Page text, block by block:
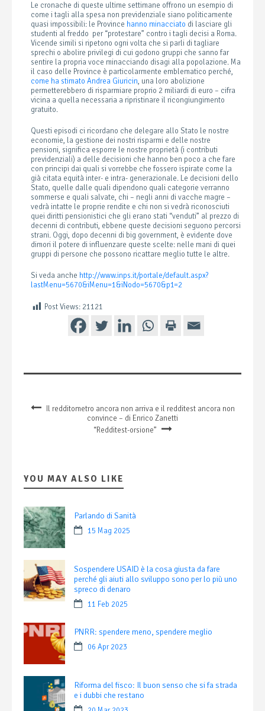
Le cronache di queste ultime settimane offrono un esempio di
come i tagli alla spesa non previdenziale siano politicamente
quasi impossibili: le Province hanno minacciato di lasciare gli
studenti al freddo per “protestare” contro i tagli decisi a Roma.
Vicende simili si ripetono ogni volta che si parli di tagliare
sprechi o abolire privilegi di cui godono gruppi che sanno far
sentire la propria voce minacciando disagi alla popolazione. Ma
il caso delle Province è particolarmente emblematico perché,
come ha stimato Andrea Giuricin, una loro abolizione
permetterebbero di risparmiare proprio 2 miliardi di euro – cifra
vicina a quella necessaria a ripristinare il ricongiungimento
gratuito.
Questi episodi ci ricordano che delegare allo Stato le nostre
economie, la gestione dei nostri risparmi e delle nostre
pensioni, significa esporre le nostre proprietà (i contributi
previdenziali) a delle decisioni che hanno ben poco a che fare
con principi dai quali si vorrebbe che fossero ispirate come la
già citata equità inter- e intra- generazionale. Le decisioni dello
Stato, quelle dalle quali dipendono quali categorie verranno
sommerse e quali salvate, chi – negli anni di vacche magre –
vedrà intatte le proprie rendite e chi non si vedrà riconosciuti
quei diritti pensionistici che gli erano stati “venduti” al prezzo di
decenni di contributi, ebbene queste decisioni seguono percorsi
strani. Oggi, dopo decenni di big government, è evidente dove
dimori il potere di influenzare queste scelte: nelle mani di quei
gruppi di persone che possono ricattare meglio tutte le altre.
Si veda anche http://www.inps.it/portale/default.aspx?
lastMenu=5670&iMenu=1&iNodo=5670&p1=2
Post Views: 21121
Il redditometro ancora non arriva e il redditest ancora non
convince – di Enrico Zanetti
“Redditest-orsione”
YOU MAY ALSO LIKE
Parlando di Sanità
15 Mag 2025
Sospendere USAID è la cosa giusta da fare
perché gli aiuti allo sviluppo sono per lo più uno
spreco di denaro
11 Feb 2025
PNRR: spendere meno, spendere meglio
06 Apr 2023
Riforma del fisco: Il buon senso che si fa strada
e i dubbi che restano